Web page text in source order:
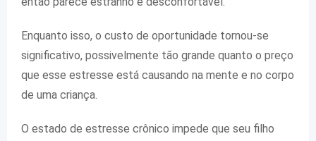
Enquanto isso, o custo de oportunidade tornou-se
significativo, possivelmente tão grande quanto o preço
que esse estresse está causando na mente e no corpo
de uma criança.
O estado de estresse crônico impede que seu filho